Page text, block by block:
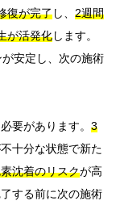
復が完了し、 2週間
が活発化します。
安定し、次の施術
要があります。 3
十分な状態で新た
沈着のリスクが高
する前に次の施術